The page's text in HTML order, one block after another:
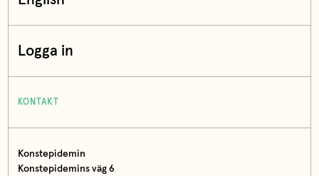
Logga in
KONTAKT
Konstepidemin
Konstepidemins väg 6